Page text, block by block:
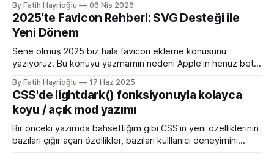
olduğunda mock server kurmak veya çeşitli kütüphanelerle
bu işi yapıyordum. Mock işini tarayıcı üzerinden yapmaya
başlayalı çok rahatladım. Süper kolaylık sağlayan bir özellik.
Genel kullanım alanları * BE
By Fatih Hayrioğlu 06 Nis 2026
2025'te Favicon Rehberi: SVG Desteği ile
Yeni Dönem
Sene olmuş 2025 biz hala favicon ekleme konusunu
yazıyoruz. Bu konuyu yazmamın nedeni Apple'ın henüz beta
oluşu. Bu vesileyle bilgileri tazelemekte fayda var. favicon,
web sitelerinin tarayıcının sayfa, sekme ve yerimi kısmında
gösterilen küçük simgelerdir. Aslında favori ikon dosyaları
By Fatih Hayrioğlu 17 Haz 2025
CSS'de lightdark() fonksiyonuyla kolayca
koyu / açık mod yazımı
Bir önceki yazımda bahsettiğim gibi CSS'in yeni özelliklerinin
bazıları çığır açan özellikler, bazıları kulllanıcı deneyimini